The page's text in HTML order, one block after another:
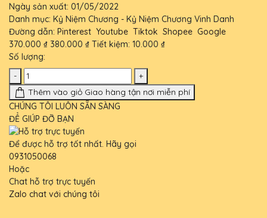
Ngày sản xuất: 01/05/2022
Danh mục: Kỷ Niệm Chương - Kỷ Niệm Chương Vinh Danh
Đường dẫn: Pinterest Youtube Tiktok Shopee Google
370.000 ₫ 380.000 ₫ Tiết kiệm: 10.000 ₫
Số lượng:
-
+
Thêm vào giỏ Giao hàng tận nơi miễn phí
CHÚNG TÔI LUÔN SẴN SÀNG
ĐỂ GIÚP ĐỠ BẠN
Để được hỗ trợ tốt nhất. Hãy gọi
0931050068
Hoặc
Chat hỗ trợ trực tuyến
Zalo chat với chúng tôi